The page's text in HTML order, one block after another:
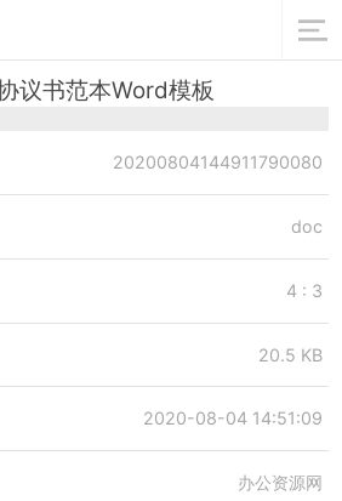
议书范本Word模板
20200804144911790080
doc
4 : 3
20.5 KB
2020-08-04 14:51:09
办公资源网